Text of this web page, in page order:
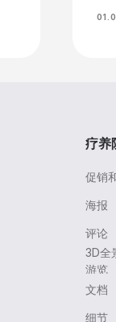
疗养
促销
海报
评论
文档
3D全
游览
细节